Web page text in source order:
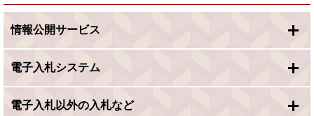
情報公開サービス
電子入札システム
電子入札以外の入札など